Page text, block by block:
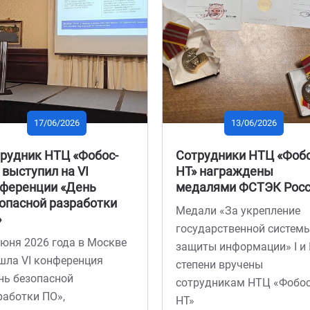
12/06/2026
Генеральный директор
НТЦ «Фобос-НТ» был
награжден знаком
«Почетный связист
Губернатором региона
Награждение почетным
знаком генерального
директора НТЦ «Фобос-НТ»
04/06/
Участие в
дискуссии
Сотрудник НТЦ
принял участие
столе
и разработка
ПО» на
дочерней